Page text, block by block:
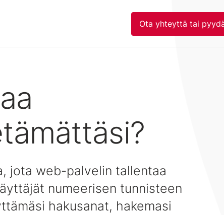
Ota yhteyttä tai
jota web-palvelin tallentaa
numeerisen tunnisteen
hakusanat, hakemasi